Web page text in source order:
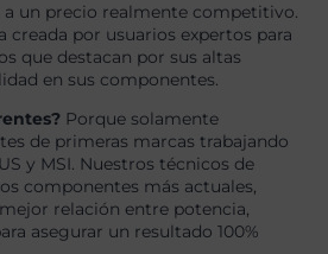
un precio realmente competitivo.
creada por usuarios expertos para
que destacan por sus altas
en sus componentes.
Porque solamente
de primeras marcas trabajando
y MSI. Nuestros técnicos de
componentes más actuales,
relación entre potencia,
asegurar un resultado 100%